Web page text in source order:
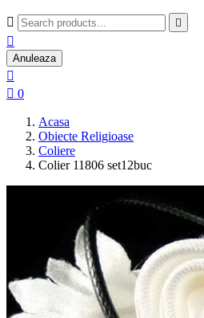
 

Anuleaza

 0
Acasa
Obiecte Religioase
Coliere
Colier 11806 set12buc